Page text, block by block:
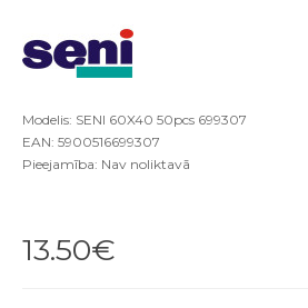
Modelis: SENI 60X40 50pcs 699307
EAN: 5900516699307
Pieejamība: Nav noliktavā
13.50€